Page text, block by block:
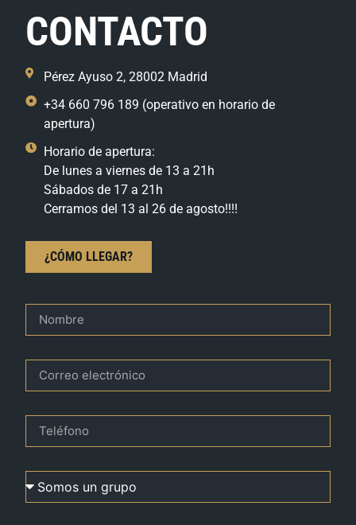
CONTACTO
Pérez Ayuso 2, 28002 Madrid
+34 660 796 189 (operativo en horario de
apertura)
Horario de apertura:
De lunes a viernes de 13 a 21h
Sábados de 17 a 21h
Cerramos del 13 al 26 de agosto!!!!
¿CÓMO LLEGAR?